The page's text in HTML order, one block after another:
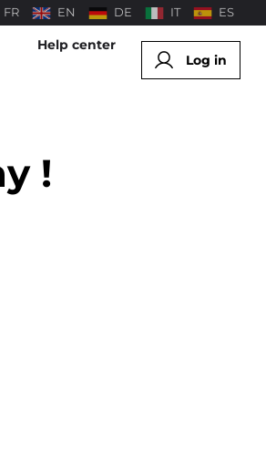
FR EN DE IT ES
Help center
Log in
!